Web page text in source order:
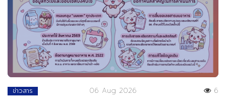
ข่าวสาร 06 Aug 2026 6